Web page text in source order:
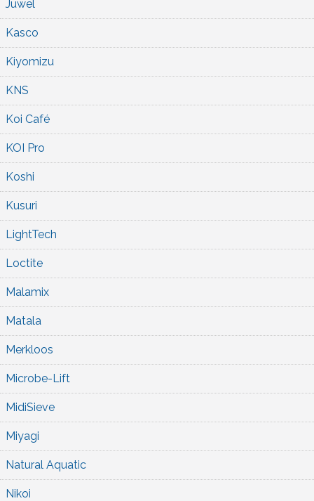
Juwel
Kasco
Kiyomizu
KNS
Koi Café
KOI Pro
Koshi
Kusuri
LightTech
Loctite
Malamix
Matala
Merkloos
Microbe-Lift
MidiSieve
Miyagi
Natural Aquatic
Nikoi